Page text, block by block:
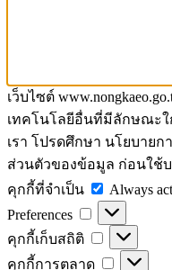
เว็บไซต์
เทคโนโลยีอื่นที่มีลักษณะใ
เรา โปรดศึกษา นโยบาย
ส่วนตัวของข้อมูล ก่อนใช้
คุกกี้ที่จำเป็น
คุกกี้
ที่
จำเป็น
Always
Preferences
Preferences
คุกกี้เก็บสถิติ
คุกกี้
เก็บ
คุกกี้การตลาด
คุกกี้